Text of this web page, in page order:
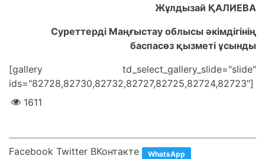
Жұлдызай ҚАЛИЕВА
Суреттерді Маңғыстау облысы әкімдігінің
баспасөз қызметі ұсынды
[gallery td_select_gallery_slide="slide"
ids="82728,82730,82732,82727,82725,82724,82723"]
1611
Facebook Twitter ВКонтакте WhatsApp